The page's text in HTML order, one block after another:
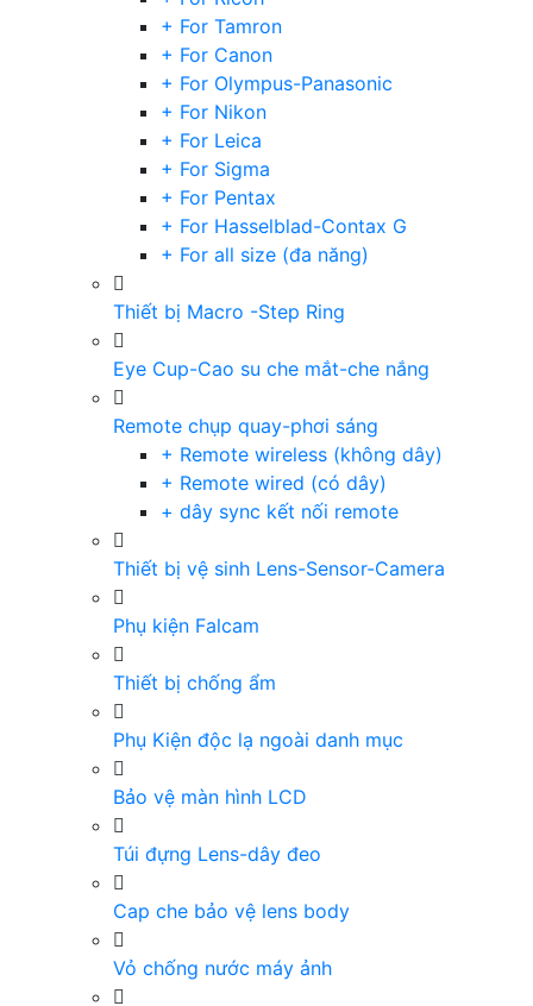
+ For Tamron
+ For Canon
+ For Olympus-Panasonic
+ For Nikon
+ For Leica
+ For Sigma
+ For Pentax
+ For Hasselblad-Contax G
+ For all size (đa năng)
Thiết bị Macro -Step Ring
Eye Cup-Cao su che mắt-che nắng
Remote chụp quay-phơi sáng
+ Remote wireless (không dây)
+ Remote wired (có dây)
+ dây sync kết nối remote
Thiết bị vệ sinh Lens-Sensor-Camera
Phụ kiện Falcam
Thiết bị chống ẩm
Phụ Kiện độc lạ ngoài danh mục
Bảo vệ màn hình LCD
Túi đựng Lens-dây đeo
Cap che bảo vệ lens body
Vỏ chống nước máy ảnh